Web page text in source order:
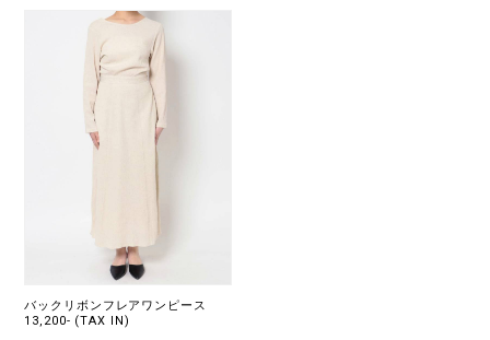
バックリボンフレアワンピース
13,200- (TAX IN)